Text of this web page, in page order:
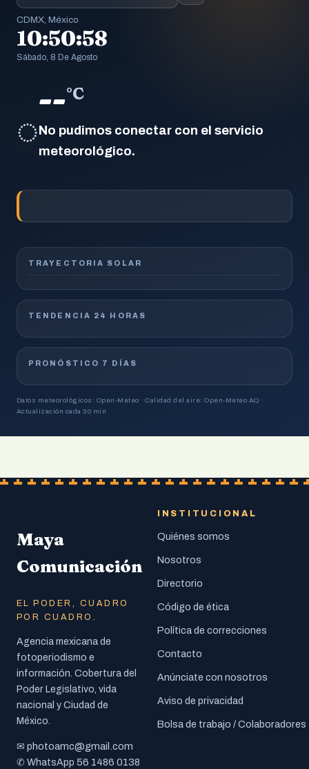
CDMX, México
10:50:58
Sábado, 8 De Agosto
◌
--°C
No pudimos conectar con el servicio
meteorológico.
TRAYECTORIA SOLAR
TENDENCIA 24 HORAS
PRONÓSTICO 7 DÍAS
Datos meteorológicos: Open-Meteo · Calidad del aire: Open-Meteo AQ ·
Actualización cada 30 min
Maya
Comunicación
EL PODER, CUADRO
POR CUADRO.
Agencia mexicana de
fotoperiodismo e
información. Cobertura del
Poder Legislativo, vida
nacional y Ciudad de
México.
✉ photoamc@gmail.com
✆ WhatsApp 56 1486 0138
INSTITUCIONAL
Quiénes somos
Nosotros
Directorio
Código de ética
Política de correcciones
Contacto
Anúnciate con nosotros
Aviso de privacidad
Bolsa de trabajo / Colaboradores